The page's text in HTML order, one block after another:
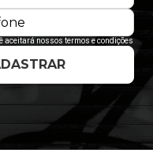
com um design
que permite
Um clássico que une